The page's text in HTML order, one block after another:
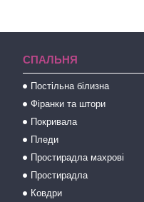
СПАЛЬНЯ
Постільна білизна
Фіранки та штори
Покривала
Пледи
Простирадла махрові
Простирадла
Ковдри